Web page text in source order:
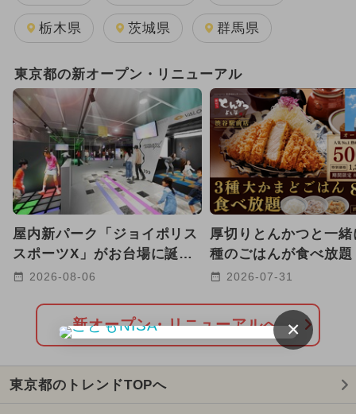
2025年12月のイベント
2026年1月のイベント
2024年3月のイベント
2026年8月のイベント ワークショップ
2026年7月のイベント クリスマス
2024年4月のイベント
2024年7月のイベント
2024年5月のイベント
2024年11月のイベント
2026年2月のイベント
栃木県 茨城県 群馬県
東京都の新オープン・リニューアル
屋内新パーク「ジョイポリス
スポーツX」がお台場に誕
生！ ARやトランポリンで
2026-08-06
厚切りとんかつと一緒
種のごはんが食べ放題
駅前に老舗店が都心初
2026-07-31
新オープン・リニューアルへ
東京都のトレンドTOPへ
×